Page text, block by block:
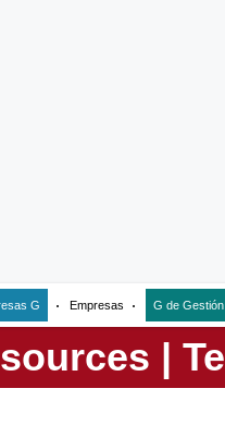
G Empresas G de Gestión